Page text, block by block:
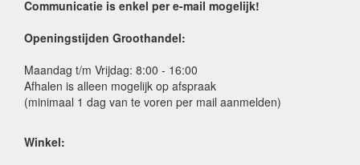
Communicatie is enkel per e-mail mogelijk!
Openingstijden Groothandel:
Maandag t/m Vrijdag: 8:00 - 16:00
Afhalen is alleen mogelijk op afspraak
(minimaal 1 dag van te voren per mail aanmelden)
Winkel: